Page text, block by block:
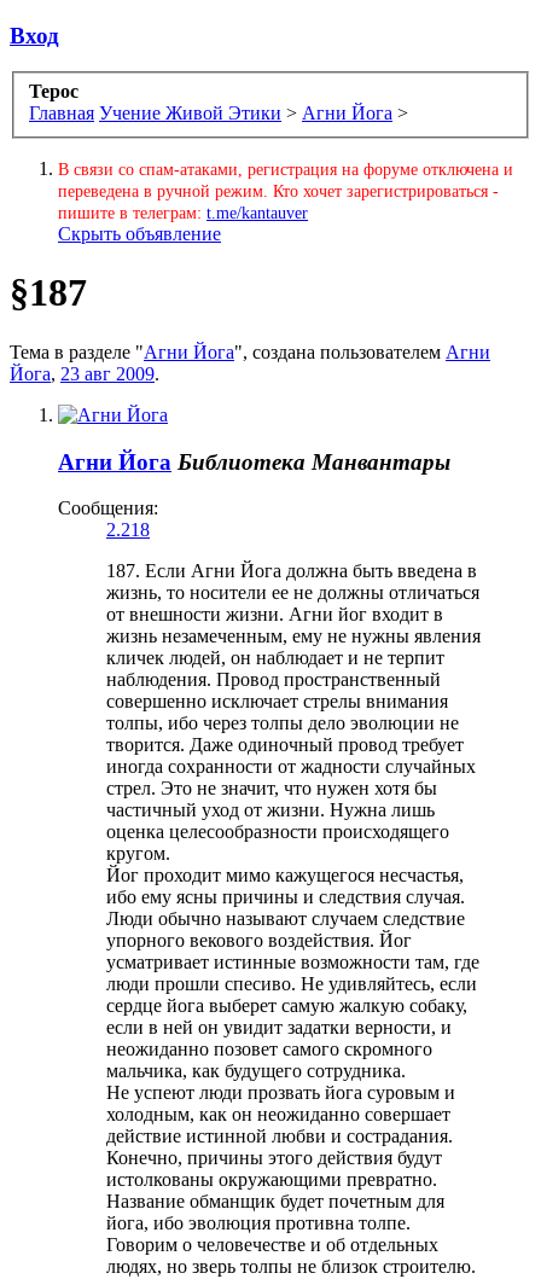
Вход
Терос
Главная Учение Живой Этики > Агни Йога >
В связи со спам-атаками, регистрация на форуме отключена и
переведена в ручной режим. Кто хочет зарегистрироваться -
пишите в телеграм: t.me/kantauver
Скрыть объявление
§187
Тема в разделе "Агни Йога", создана пользователем Агни
Йога, 23 авг 2009.
Агни Йога Библиотека Манвантары
Сообщения:
2.218
187. Если Агни Йога должна быть введена в
жизнь, то носители ее не должны отличаться
от внешности жизни. Агни йог входит в
жизнь незамеченным, ему не нужны явления
кличек людей, он наблюдает и не терпит
наблюдения. Провод пространственный
совершенно исключает стрелы внимания
толпы, ибо через толпы дело эволюции не
творится. Даже одиночный провод требует
иногда сохранности от жадности случайных
стрел. Это не значит, что нужен хотя бы
частичный уход от жизни. Нужна лишь
оценка целесообразности происходящего
кругом.
Йог проходит мимо кажущегося несчастья,
ибо ему ясны причины и следствия случая.
Люди обычно называют случаем следствие
упорного векового воздействия. Йог
усматривает истинные возможности там, где
люди прошли спесиво. Не удивляйтесь, если
сердце йога выберет самую жалкую собаку,
если в ней он увидит задатки верности, и
неожиданно позовет самого скромного
мальчика, как будущего сотрудника.
Не успеют люди прозвать йога суровым и
холодным, как он неожиданно совершает
действие истинной любви и сострадания.
Конечно, причины этого действия будут
истолкованы окружающими превратно.
Название обманщик будет почетным для
йога, ибо эволюция противна толпе.
Говорим о человечестве и об отдельных
людях, но зверь толпы не близок строителю.